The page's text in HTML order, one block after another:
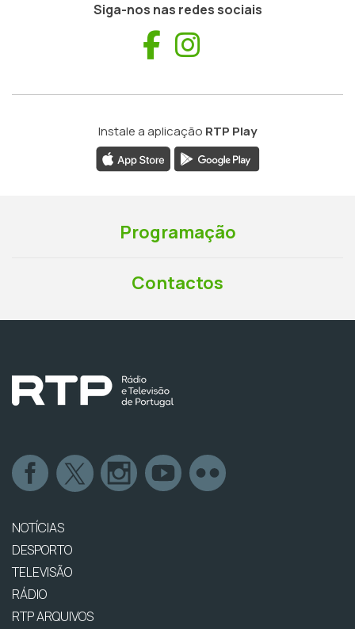
Siga-nos nas redes sociais
Facebook
Instale a aplicação RTP Play
Programação
Contactos
NOTÍCIAS
DESPORTO
TELEVISÃO
RÁDIO
RTP ARQUIVOS